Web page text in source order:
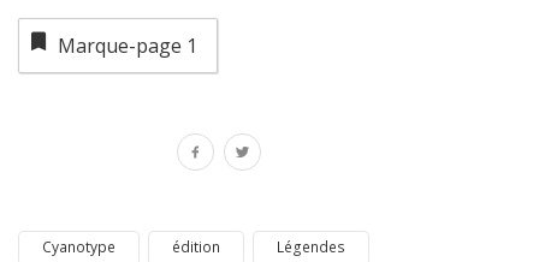
Marque-page 1
Cyanotype édition
Légendes